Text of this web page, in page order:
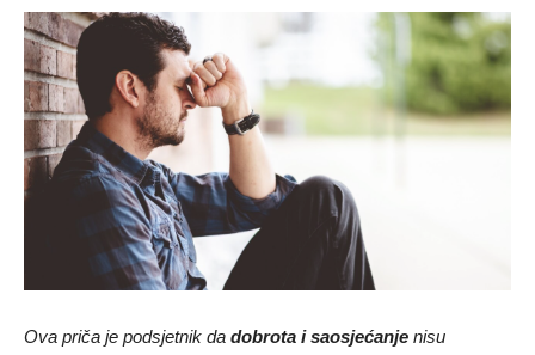
Ova priča je podsjetnik da dobrota i saosjećanje nisu